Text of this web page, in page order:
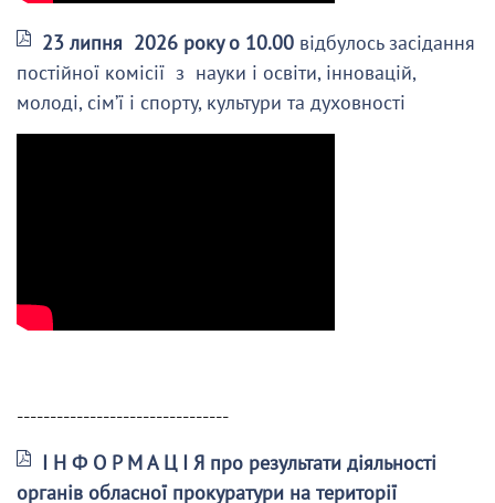
23 липня 2026 року о 10.00 відбулось засідання
постійної комісії з науки і освіти, інновацій,
молоді, сім’ї і спорту, культури та духовності
--------------------------------
І Н Ф О Р М А Ц І Я про результати діяльності
органів обласної прокуратури на території